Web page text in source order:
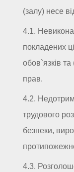
(залу) несе
4.1.
покладених
обов`язків
прав.
4.2.
трудового
безпеки,
4.3.